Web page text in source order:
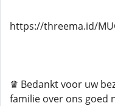
https://threema.id/
♛ Bedankt voor uw
familie over ons goed